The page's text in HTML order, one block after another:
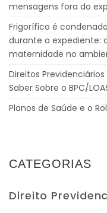
mensagens fora do
Frigorífico é
durante o expediente:
maternidade no
Direitos
Saber Sobre o BPC/
Planos de Saúde e o
CATEGORIAS
Direito